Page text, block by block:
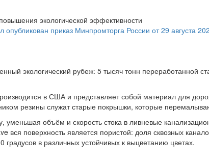
экологической эффективности
приказ Минпромторга России от 29 августа
экологический рубеж: 5 тысяч тонн переработанной
в США и представляет собой материал для
резины служат старые покрышки, которые
уменьшая объём и скорость стока в ливневые
поверхность является пористой: доля сквозных
в различных устойчивых к выцветанию цветах.